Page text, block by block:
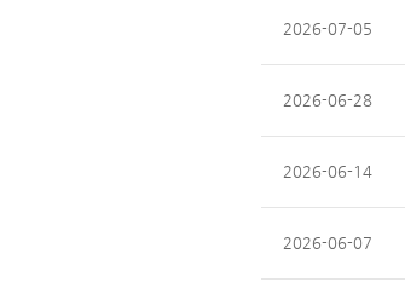
2026-07-05
2026-06-28
2026-06-14
2026-06-07